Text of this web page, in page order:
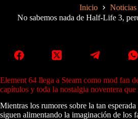
Inicio
Noticias
No sabemos nada de Half-Life 3,
Element 64 llega a Steam como mod fan
capítulos y toda la nostalgia noventera que
Mientras los rumores sobre la tan
siguen alimentando la imaginación de los